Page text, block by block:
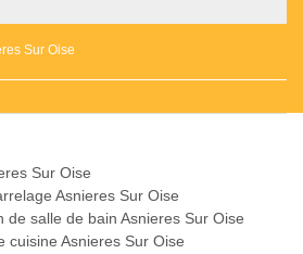
Sur Oise
Sur Oise
Asnieres Sur Oise
de salle de bain Asnieres Sur Oise
cuisine Asnieres Sur Oise